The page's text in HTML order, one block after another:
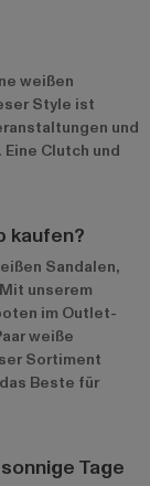
weißen
Style ist
und
Clutch und
kaufen?
Sandalen,
unserem
im Outlet-
weiße
Sortiment
Beste für
Tage